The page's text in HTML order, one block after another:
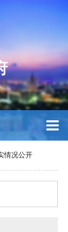
情况公开